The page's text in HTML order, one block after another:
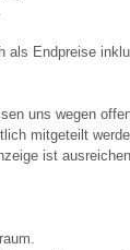
Endpreise
uns wegen
mitgeteilt
ist